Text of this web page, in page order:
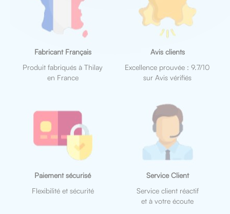
Fabricant Français
Produit fabriqués à Thilay
en France
Avis clients
Excellence prouvée : 9.7/10
sur Avis vérifiés
Paiement sécurisé
Flexibilité et sécurité
Service Client
Service client réactif
et à votre écoute